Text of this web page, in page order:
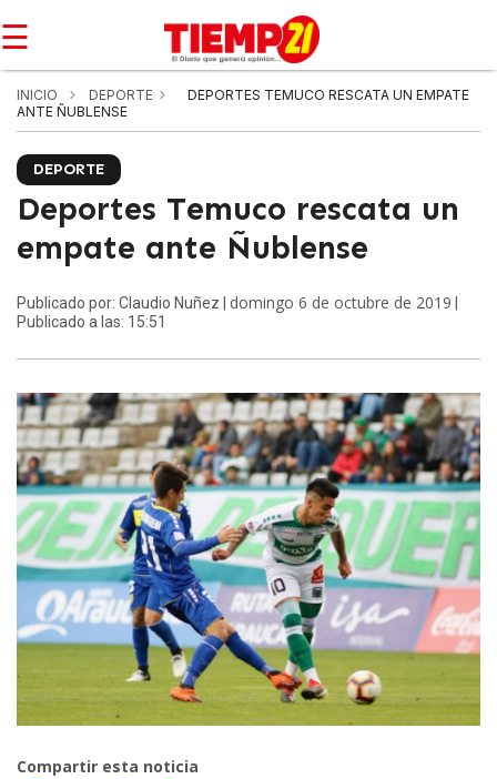
☰
INICIO DEPORTE
DEPORTES TEMUCO RESCATA UN EMPATE
ANTE ÑUBLENSE
DEPORTE
Deportes Temuco rescata un
empate ante Ñublense
Publicado por: Claudio Nuñez | domingo 6 de octubre de 2019
Publicado a las: 15:51
Compartir esta noticia